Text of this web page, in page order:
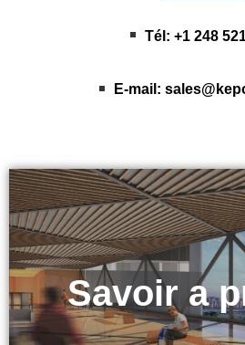
Tél: +1 248
E-mail:
Savoir a